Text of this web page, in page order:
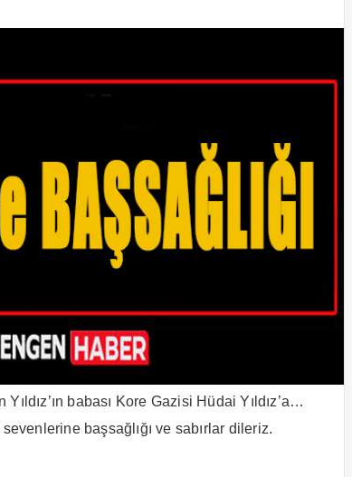
babası Kore Gazisi Hüdai Yıldız’a…
başsağlığı ve sabırlar dileriz.